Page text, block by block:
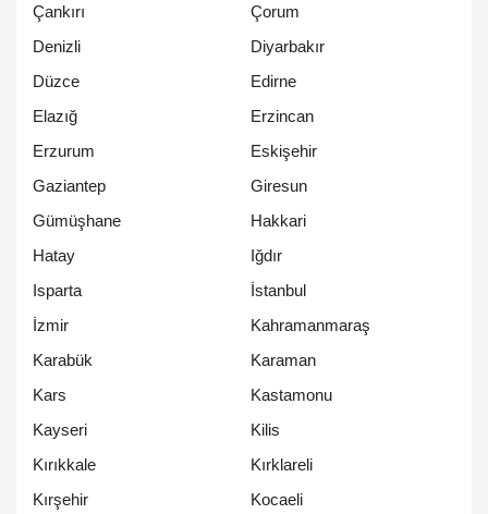
Çankırı
Çorum
Denizli
Diyarbakır
Düzce
Edirne
Elazığ
Erzincan
Erzurum
Eskişehir
Gaziantep
Giresun
Gümüşhane
Hakkari
Hatay
Iğdır
Isparta
İstanbul
İzmir
Kahramanmaraş
Karabük
Karaman
Kars
Kastamonu
Kayseri
Kilis
Kırıkkale
Kırklareli
Kırşehir
Kocaeli